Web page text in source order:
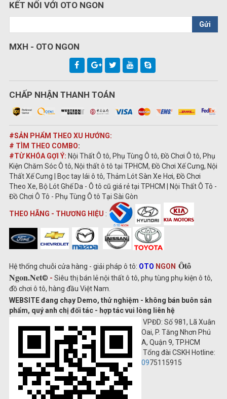
KẾT NỐI VỚI OTO NGON
Gửi
MXH - OTO NGON
CHẤP NHẬN THANH TOÁN
#SẢN PHẨM THEO XU HƯỚNG:
# TÌM THEO COMBO:
#TỪ KHÓA GỢI Ý: Nội Thất Ô tô, Phụ Tùng Ô tô, Đồ Chơi Ô tô, Phụ
Kiện Chăm Sóc Ô tô, Nội thất ô tô tại TPHCM, Đồ Chơi Xế Cưng, Nội
Thất Xế Cưng | Bọc tay lái ô tô, Thảm Lót Sàn Xe Hơi, Đồ Chơi
Theo Xe, Bộ Lót Ghế Da - Ô tô cũ giá rẻ tại TPHCM | Nội Thất Ô Tô -
Đồ Chơi Ô Tô - Phụ Tùng Ô tô Tại Sài Gòn
THEO HÃNG - THƯƠNG HIỆU :
Hệ thống chuỗi cửa hàng - giải pháp ô tô: OTO NGON Ôtô
Ngon.Net© - Siêu thị bán lẻ nội thất ô tô, phụ tùng phụ kiện ô tô,
đồ chơi ô tô, hàng đầu Việt Nam.
WEBSITE đang chạy Demo, thử nghiệm - không bán buôn sản
phẩm, quý anh chị đối tác - hợp tác vui lòng liên hệ
VPĐD: Số 981, Lã Xuân
Oai, P. Tăng Nhơn Phú
A, Quận 9, TP.HCM
Tổng đài CSKH Hotline:
0975115915